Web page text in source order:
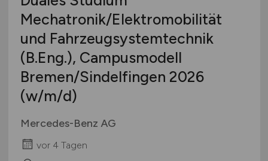
Mechatronik/Elektromobilität
und Fahrzeugsystemtechnik
(B.Eng.), Campusmodell
Bremen/Sindelfingen 2026
(w/m/d)
Mercedes-Benz AG
vor 4 Tagen